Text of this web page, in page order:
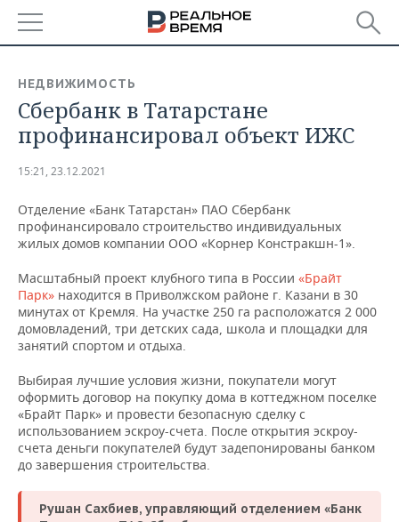
БАШКОРТОСТАН
ТАТАРСТАН
НОВОСТИ
АНАЛИТИКА
ДЕКЛАРАЦИИ О ДОХОДАХ
ВУЗЫ ТАТАРСТАНА
КОМУ ПРИНАДЛЕЖАТ
ТАТАРСТАНА
НОВОСТИ ЭКОНОМИКИ
БАНКИ
БЮДЖЕТ
ИНВЕСТИЦИИ
ПРОМЫШЛЕННОСТЬ
ПРОМЫШЛЕННОСТИ
АГРОПРОМ
НЕФТЕХИМИЯ
НЕФТЬ
НЕДВИЖИМОСТЬ
НОВОСТИ НЕДВИЖИМОСТИ
АВТО
НОВОСТИ АВТО
БИЗНЕС
НОВОСТИ БИЗНЕСА
РОЗНИЧНАЯ ТОРГОВЛЯ
ТРАНСПОРТ
УСЛУГИ
ТЕХНОЛОГИИ
НОВОСТИ ТЕХНОЛОГИЙ
IT
МЕДИА
МЕРОПРИЯТИЯ
НОВОСТИ МЕРОПРИЯТИЙ
ВЫЕЗДНАЯ РЕДАКЦИЯ
СПОРТ
НОВОСТИ СПОРТА
ОБЩЕСТВО
НЕДВИЖИМОСТЬ
Сбербанк в Татарстане
профинансировал объект ИЖС
15:21, 23.12.2021
Отделение «Банк Татарстан» ПАО Сбербанк
профинансировало строительство индивидуальных
жилых домов компании ООО «Корнер Констракшн-1».
Масштабный проект клубного типа в России «Брайт
Парк» находится в Приволжском районе г. Казани в 30
минутах от Кремля. На участке 250 га расположатся 2 000
домовладений, три детских сада, школа и площадки для
занятий спортом и отдыха.
Выбирая лучшие условия жизни, покупатели могут
оформить договор на покупку дома в коттеджном поселке
«Брайт Парк» и провести безопасную сделку с
использованием эскроу-счета. После открытия эскроу-
счета деньги покупателей будут задепонированы банком
до завершения строительства.
Рушан Сахбиев, управляющий отделением «Банк